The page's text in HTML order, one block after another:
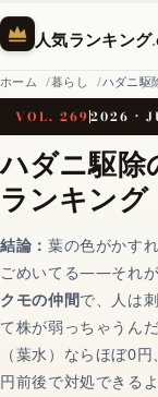
人気ランキング.
ホーム 暮らし ハダニ駆
VOL. 2692026 ·
ハダニ駆除
ランキング
結論： 葉の色がかす
ごめいてる——それ
クモの仲間で、人は
て株が弱っちゃうん
（葉水）ならほぼ0
円前後で対処できる